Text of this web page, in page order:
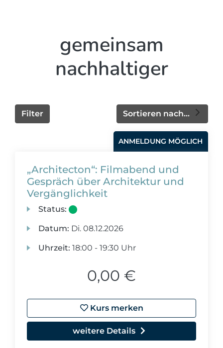
gemeinsam
nachhaltiger
Sortieren nach...
Filter
ANMELDUNG MÖGLICH
„Architecton“: Filmabend und
Gespräch über Architektur und
Vergänglichkeit
Status:
Datum: Di. 08.12.2026
Uhrzeit: 18:00 - 19:30 Uhr
0,00 €
Kurs merken
weitere Details